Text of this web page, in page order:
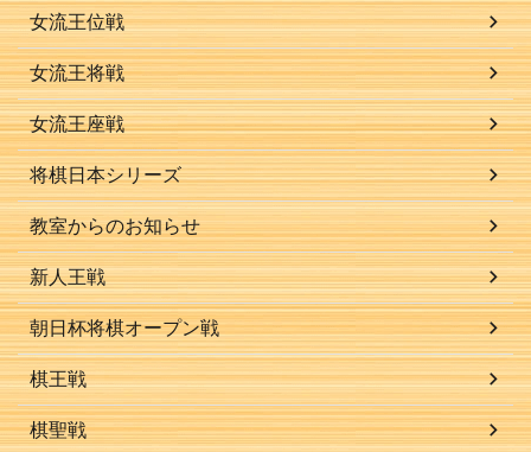
女流王位戦
女流王将戦
女流王座戦
将棋日本シリーズ
教室からのお知らせ
新人王戦
朝日杯将棋オープン戦
棋王戦
棋聖戦